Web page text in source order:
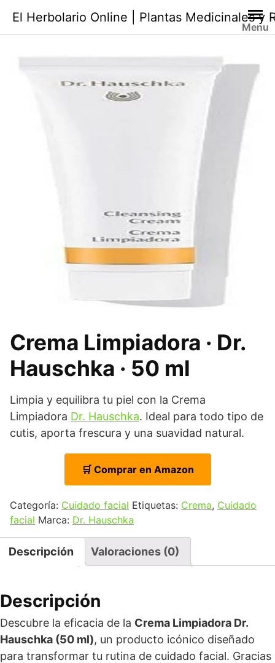
contenido
El Herbolario Online | Plantas Medicinales y
Menu
Crema Limpiadora · Dr.
Hauschka · 50 ml
Limpia y equilibra tu piel con la Crema
Limpiadora Dr. Hauschka. Ideal para todo tipo de
cutis, aporta frescura y una suavidad natural.
🛒 Comprar en Amazon
Categoría: Cuidado facial Etiquetas: Crema, Cuidado
facial Marca: Dr. Hauschka
Descripción Valoraciones (0)
Descripción
Descubre la eficacia de la Crema Limpiadora Dr.
Hauschka (50 ml), un producto icónico diseñado
para transformar tu rutina de cuidado facial. Gracias